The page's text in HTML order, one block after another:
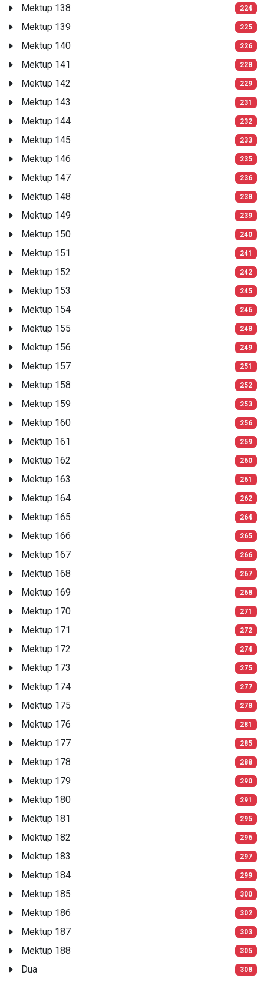
Mektup 138 224
Mektup 139 225
Mektup 140 226
Mektup 141 228
Mektup 142 229
Mektup 143 231
Mektup 144 232
Mektup 145 233
Mektup 146 235
Mektup 147 236
Mektup 148 238
Mektup 149 239
Mektup 150 240
Mektup 151 241
Mektup 152 242
Mektup 153 245
Mektup 154 246
Mektup 155 248
Mektup 156 249
Mektup 157 251
Mektup 158 252
Mektup 159 253
Mektup 160 256
Mektup 161 259
Mektup 162 260
Mektup 163 261
Mektup 164 262
Mektup 165 264
Mektup 166 265
Mektup 167 266
Mektup 168 267
Mektup 169 268
Mektup 170 271
Mektup 171 272
Mektup 172 274
Mektup 173 275
Mektup 174 277
Mektup 175 278
Mektup 176 281
Mektup 177 285
Mektup 178 288
Mektup 179 290
Mektup 180 291
Mektup 181 295
Mektup 182 296
Mektup 183 297
Mektup 184 299
Mektup 185 300
Mektup 186 302
Mektup 187 303
Mektup 188 305
Dua 308